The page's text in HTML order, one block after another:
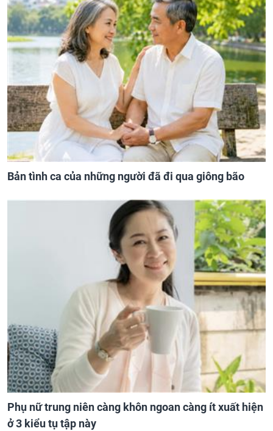
Bản tình ca của những người đã đi qua giông bão
Phụ nữ trung niên càng khôn ngoan càng ít xuất hiện
ở 3 kiểu tụ tập này